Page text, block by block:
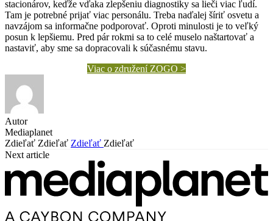
stacionárov, keďže vďaka zlepšeniu diagnostiky sa lieči viac ľudí.
Tam je potrebné prijať viac personálu. Treba naďalej šíriť osvetu a
navzájom sa informačne podporovať. Oproti minulosti je to veľký
posun k lepšiemu. Pred pár rokmi sa to celé muselo naštartovať a
nastaviť, aby sme sa dopracovali k súčasnému stavu.
Viac o združení ZOGO >
Autor
Mediaplanet
Zdieľať Zdieľať Zdieľať Zdieľať
Next article